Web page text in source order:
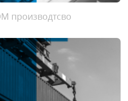
производтсво